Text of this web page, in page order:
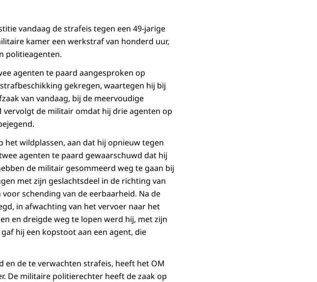
vandaag de strafeis tegen een 49-jarige
kamer een werkstraf van honderd uur,
politieagenten.
agenten te paard aangesproken op
gekregen, waartegen hij bij
van vandaag, bij de meervoudige
vervolgt de militair omdat hij drie agenten op
wildplassen, aan dat hij opnieuw tegen
agenten te paard gewaarschuwd dat hij
de militair gesommeerd weg te gaan bij
met zijn geslachtsdeel in de richting van
schending van de eerbaarheid. Na de
in afwachting van het vervoer naar het
en dreigde weg te lopen werd hij, met zijn
hij een kopstoot aan een agent, die
en de te verwachten strafeis, heeft het OM
De militaire politierechter heeft de zaak op